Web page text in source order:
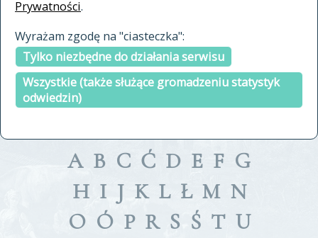
Prywatności.
Wyrażam zgodę na "ciasteczka":
Tylko niezbędne do działania serwisu
Wszystkie (także służące gromadzeniu statystyk
odwiedzin)
indeksie
a fronte
a tergo
A B C Ć D E F G
H I J K L Ł M N
O Ó P R S Ś T U